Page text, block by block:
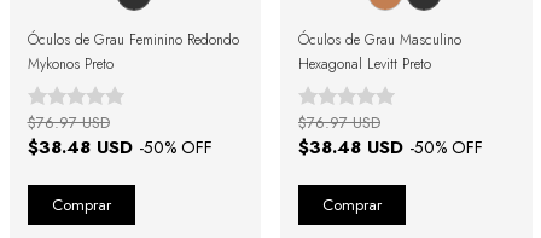
Óculos de Grau Feminino Redondo
Mykonos Preto
$38.48 USD -50% OFF
$76.97 USD
Óculos de Grau Masculino
Hexagonal Levitt Preto
$38.48 USD -50% OFF
$76.97 USD